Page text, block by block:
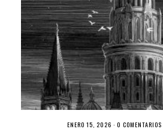
ENERO 15, 2026 · 0 COMENTARIOS